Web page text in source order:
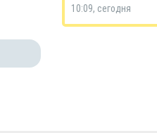
10:09, сегодня